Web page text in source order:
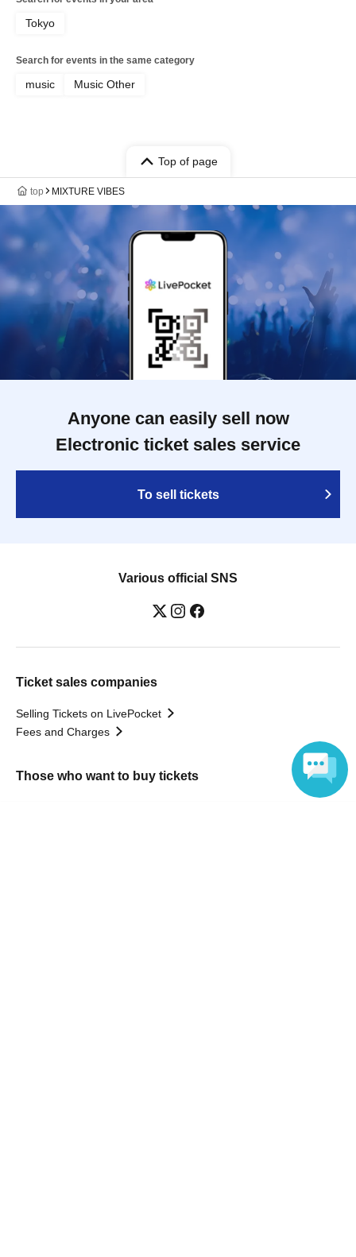
Tokyo
Search for events in the same category
music Music Other
Top of page
top MIXTURE VIBES
Anyone can easily sell now
Electronic ticket sales service
To sell tickets
Various official SNS
Ticket sales companies
Selling Tickets on LivePocket
Fees and Charges
Those who want to buy tickets